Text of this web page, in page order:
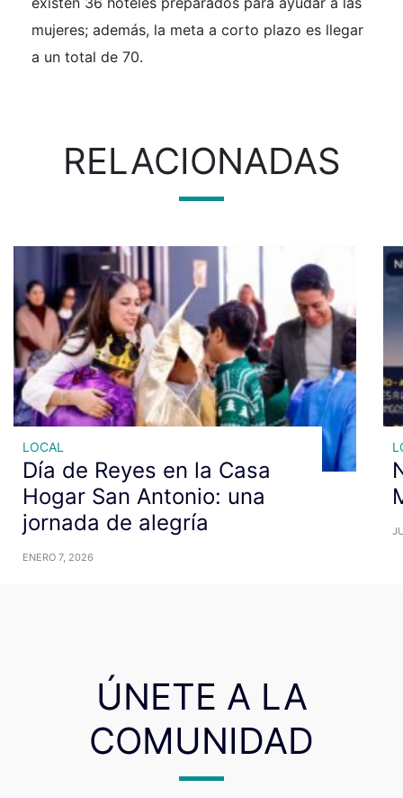
mujeres; además, la meta a corto plazo es llegar
a un total de 70.
RELACIONADAS
LOCAL
Día de Reyes en la Casa
Hogar San Antonio: una
jornada de alegría
ENERO 7, 2026
ÚNETE A LA
COMUNIDAD